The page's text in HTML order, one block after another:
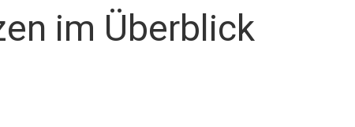
im Überblick